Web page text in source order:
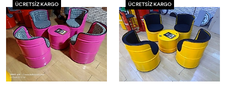
ÜCRETSİZ KARGO ÜCRETSİZ KARGO